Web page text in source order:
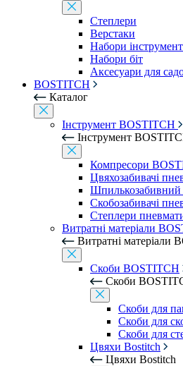
Степлери
Верстаки
Набори
Набори біт
Аксесуари для
BOSTITCH
Каталог
Інструмент BOSTITCH
Інструмент
Компресори
Цвяхозабивачі
Шпилькозабивний
Скобозабивачі
Степлери
Витратні матеріали
Витратні матеріали
Скоби BOSTITCH
Скоби
Скоби для
Скоби для
Скоби для
Цвяхи Bostitch
Цвяхи Bostitch